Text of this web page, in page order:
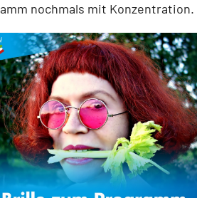
nochmals mit Konzentration.